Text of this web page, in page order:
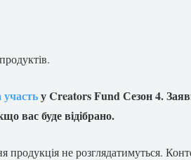
у Creators Fund Сезон 4.
вас буде відібрано.
продукція не розглядатимуться.